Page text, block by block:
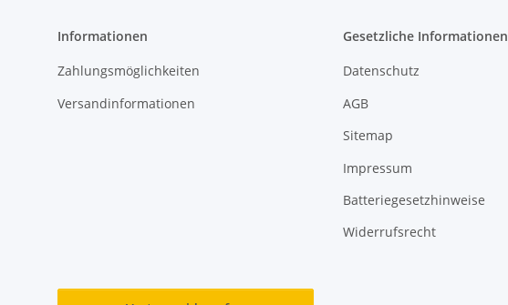
Informationen
Zahlungsmöglichkeiten
Versandinformationen
Gesetzliche Informationen
Datenschutz
AGB
Sitemap
Impressum
Batteriegesetzhinweise
Widerrufsrecht